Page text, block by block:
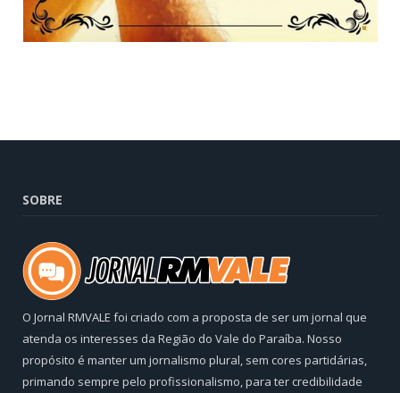
SOBRE
O Jornal RMVALE foi criado com a proposta de ser um jornal que
atenda os interesses da Região do Vale do Paraíba. Nosso
propósito é manter um jornalismo plural, sem cores partidárias,
primando sempre pelo profissionalismo, para ter credibilidade